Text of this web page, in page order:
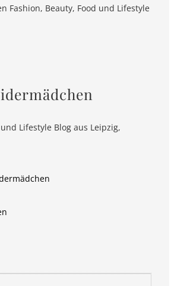
Fashion, Beauty, Food und Lifestyle
Lifestyle Blog aus Leipzig,